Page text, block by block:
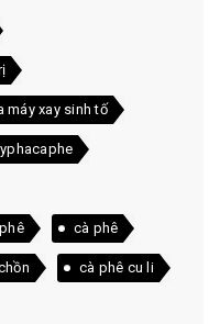
máy xay sinh tố
cà phê
cà phê cu li